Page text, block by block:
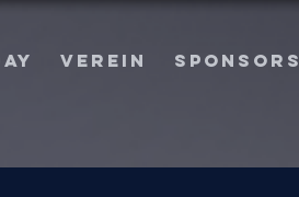
VEREIN SPONSORS